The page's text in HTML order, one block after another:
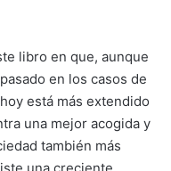
libro en que, aunque
en los casos de
está más extendido
una mejor acogida y
también más